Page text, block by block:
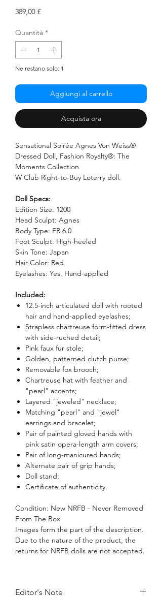
389,00 £Prezzo
Quantità *
Ne restano solo: 1
Aggiungi al carrello
Acquista ora
Sensational Soirée Agnes Von Weiss®
Dressed Doll, Fashion Royalty®: The
Moments Collection
W Club Right-to-Buy Loterry doll.
Doll Specs:
Edition Size: 1200
Head Sculpt: Agnes
Body Type: FR 6.0
Foot Sculpt: High-heeled
Skin Tone: Japan
Hair Color: Red
Eyelashes: Yes, Hand-applied
Included:
12.5-inch articulated doll with rooted
hair and hand-applied eyelashes;
Strapless chartreuse form-fitted dress
with side-ruched detail;
Pink faux fur stole;
Golden, patterned clutch purse;
Removable fox brooch;
Chartreuse hat with feather and
"pearl" accents;
Layered "jeweled" necklace;
Matching "pearl" and "jewel"
earrings and bracelet;
Pair of painted gloved hands with
pink satin opera-length arm covers;
Pair of long-manicured hands;
Alternate pair of grip hands;
Doll stand;
Certificate of authenticity.
Condition: New NRFB - Never Removed
From The Box
Images form the part of the description.
Due to the nature of the product, the
returns for NRFB dolls are not accepted.
Editor's Note